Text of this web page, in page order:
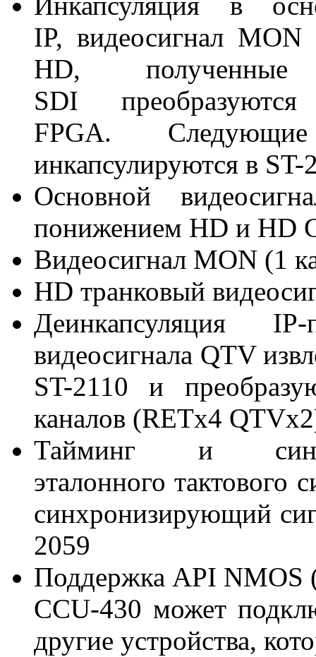
IP, видеосигнал MON
HD,
SDI
FPGA.
инкапсулируются в ST-
Основной
понижением HD и HD
Видеосигнал MON (1
HD транковый
Деинкапсуляция
видеосигнала QTV
ST-2110 и
каналов (RETx4
Тайминг и
эталонного тактового
синхронизирующий
2059
Поддержка API NMOS
CCU-430 может
другие устройства,